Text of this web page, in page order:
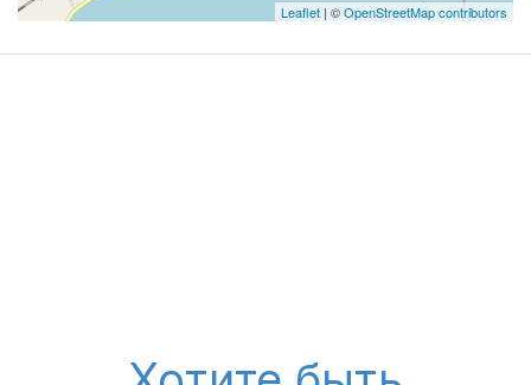
Leaflet | ©OpenStreetMap contributors